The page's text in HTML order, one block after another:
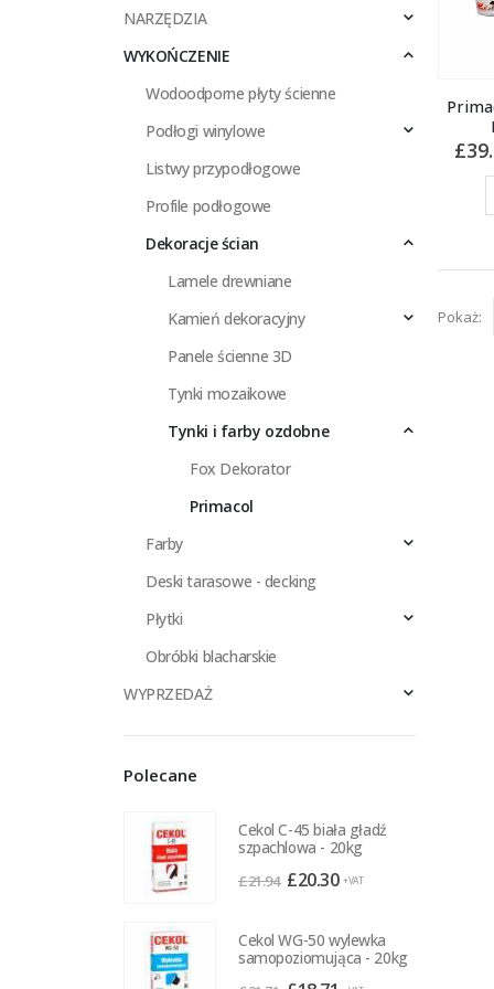
£
Pokaż:
NARZĘDZIA
WYKOŃCZENIE
Wodoodporne płyty ścienne
Podłogi winylowe
Listwy przypodłogowe
Profile podłogowe
Dekoracje ścian
Lamele drewniane
Kamień dekoracyjny
Panele ścienne 3D
Tynki mozaikowe
Tynki i farby ozdobne
Fox Dekorator
Primacol
Farby
Deski tarasowe - decking
Płytki
Obróbki blacharskie
WYPRZEDAŻ
Polecane
Cekol C-45 biała gładź
szpachlowa - 20kg
£21.94 Pierwotna
wynosiła:
£21.94.
£20.30Aktualna
wynosi:
£20.30.
+VAT
Cekol WG-50 wylewka
samopoziomująca - 20kg